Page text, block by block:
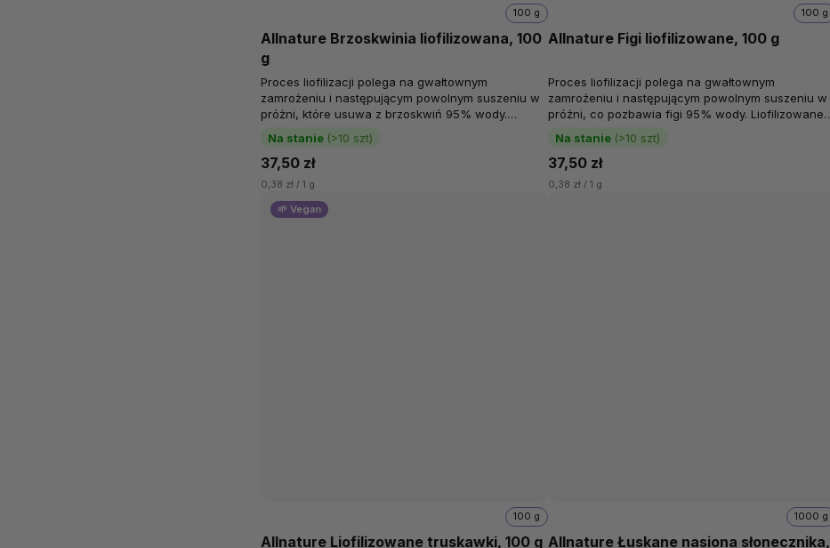
Allnature Brzoskwinia liofilizowana, 100
g
Na stanie (>10 szt)
100 g
37,50 zł
0,38 zł / 1 g
Proces liofilizacji polega na gwałtownym
zamrożeniu i następującym powolnym suszeniu w
próżni, które usuwa z brzoskwiń 95% wody.
Liofilizowane brzoskwinie Allnature nie są...
Allnature Figi liofilizowane, 100 g
Na stanie (>10 szt)
100 g
37,50 zł
0,38 zł / 1 g
Proces liofilizacji polega na gwałtownym
zamrożeniu i następującym powolnym suszeniu w
próżni, co pozbawia figi 95% wody. Liofilizowane
figi Allnature nie są dodatkowo...
🌱 Vegan
Allnature Liofilizowane truskawki, 100 g
100 g
Allnature Łuskane nasiona słonecznika,
1000 g